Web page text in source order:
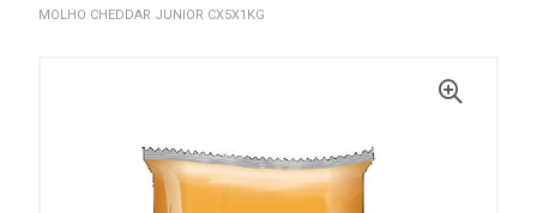
MOLHO CHEDDAR JUNIOR CX5X1KG